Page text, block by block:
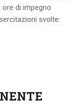
di impegno
svolte: